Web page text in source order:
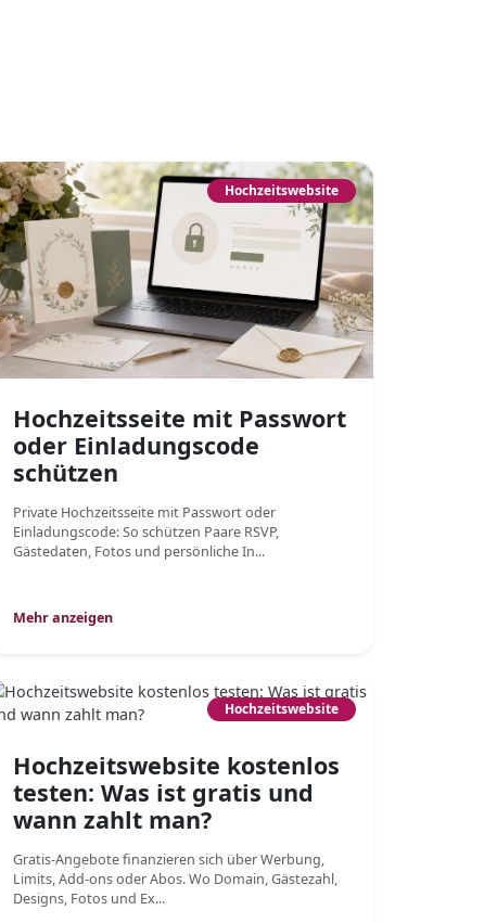
Hochzeitswebsite
Hochzeitsseite mit Passwort
oder Einladungscode
schützen
Private Hochzeitsseite mit Passwort oder
Einladungscode: So schützen Paare RSVP,
Gästedaten, Fotos und persönliche In...
Mehr anzeigen
Hochzeitswebsite
Hochzeitswebsite kostenlos
testen: Was ist gratis und
wann zahlt man?
Gratis-Angebote finanzieren sich über Werbung,
Limits, Add-ons oder Abos. Wo Domain, Gästezahl,
Designs, Fotos und Ex...